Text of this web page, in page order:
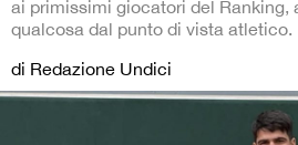
ai primissimi giocatori del Ranking,
qualcosa dal punto di vista atletico.
di Redazione Undici